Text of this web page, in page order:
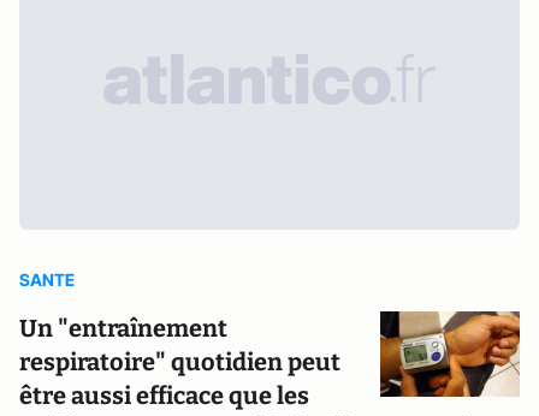
SANTE
Un "entraînement
respiratoire" quotidien peut
être aussi efficace que les